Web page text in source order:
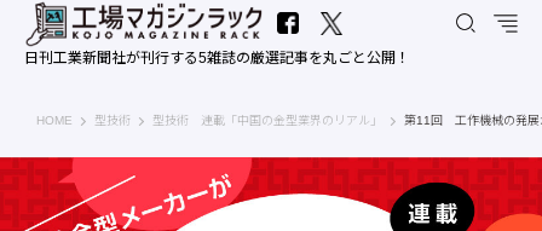
日刊工業新聞社が刊行する5雑誌の厳選記事を丸ごと公開！
HOME 工場マガジンラック｜日刊工業新聞社
型技術 型技術 連載「中国の金型業界のリアル」 第11回 工作機械の発展